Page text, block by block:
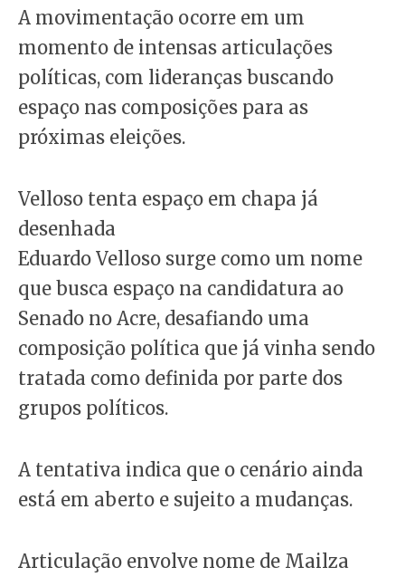
A movimentação ocorre em um
momento de intensas articulações
políticas, com lideranças buscando
espaço nas composições para as
próximas eleições.
Velloso tenta espaço em chapa já
desenhada
Eduardo Velloso surge como um nome
que busca espaço na candidatura ao
Senado no Acre, desafiando uma
composição política que já vinha sendo
tratada como definida por parte dos
grupos políticos.
A tentativa indica que o cenário ainda
está em aberto e sujeito a mudanças.
Articulação envolve nome de Mailza